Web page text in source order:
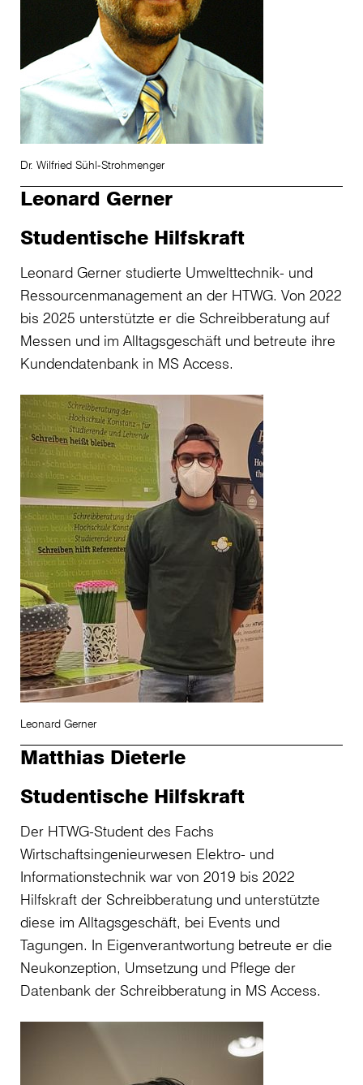
Dr. Wilfried Sühl-Strohmenger
Leonard Gerner
Studentische Hilfskraft
Leonard Gerner studierte Umwelttechnik- und
Ressourcenmanagement an der HTWG. Von 2022
bis 2025 unterstützte er die Schreibberatung auf
Messen und im Alltagsgeschäft und betreute ihre
Kundendatenbank in MS Access.
Leonard Gerner
Matthias Dieterle
Studentische Hilfskraft
Der HTWG-Student des Fachs
Wirtschaftsingenieurwesen Elektro- und
Informationstechnik war von 2019 bis 2022
Hilfskraft der Schreibberatung und unterstützte
diese im Alltagsgeschäft, bei Events und
Tagungen. In Eigenverantwortung betreute er die
Neukonzeption, Umsetzung und Pflege der
Datenbank der Schreibberatung in MS Access.